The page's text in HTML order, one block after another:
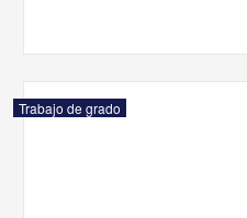
Trabajo de grado